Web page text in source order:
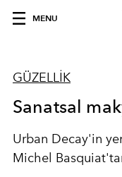
MENU
GÜZELLİK
Sanatsal
Urban Decay'in
Michel